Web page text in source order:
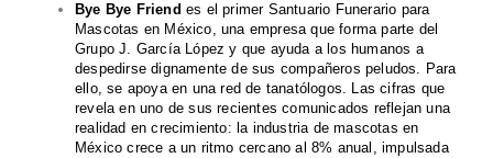
Bye Bye Friend es el primer Santuario Funerario para
Mascotas en México, una empresa que forma parte del
Grupo J. García López y que ayuda a los humanos a
despedirse dignamente de sus compañeros peludos. Para
ello, se apoya en una red de tanatólogos. Las cifras que
revela en uno de sus recientes comunicados reflejan una
realidad en crecimiento: la industria de mascotas en
México crece a un ritmo cercano al 8% anual, impulsada